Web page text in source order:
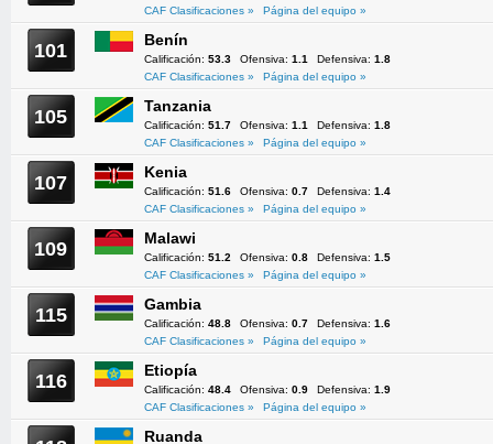
CAF Clasificaciones »
Página del equipo »
101 Benín
Calificación: 53.3 Ofensiva: 1.1 Defensiva: 1.8
CAF Clasificaciones »
Página del equipo »
105 Tanzania
Calificación: 51.7 Ofensiva: 1.1 Defensiva: 1.8
CAF Clasificaciones »
Página del equipo »
107 Kenia
Calificación: 51.6 Ofensiva: 0.7 Defensiva: 1.4
CAF Clasificaciones »
Página del equipo »
109 Malawi
Calificación: 51.2 Ofensiva: 0.8 Defensiva: 1.5
CAF Clasificaciones »
Página del equipo »
115 Gambia
Calificación: 48.8 Ofensiva: 0.7 Defensiva: 1.6
CAF Clasificaciones »
Página del equipo »
116 Etiopía
Calificación: 48.4 Ofensiva: 0.9 Defensiva: 1.9
CAF Clasificaciones »
Página del equipo »
Ruanda